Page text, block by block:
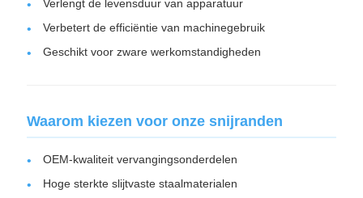
Verlengt de levensduur van apparatuur
Verbetert de efficiëntie van machinegebruik
Geschikt voor zware werkomstandigheden
Waarom kiezen voor onze snijranden
OEM-kwaliteit vervangingsonderdelen
Hoge sterkte slijtvaste staalmaterialen